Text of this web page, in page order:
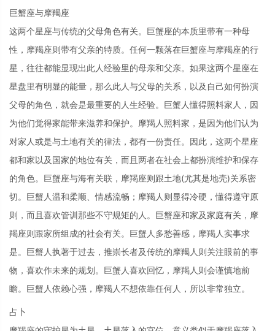
巨蟹座与摩羯座
这两个星座与传统的父母角色有关。巨蟹座的本质里带有一种母
性，摩羯座则带有父亲的特质。任何一颗落在巨蟹座与摩羯座的行
星，往往都能显现出此人经验里的母亲和父亲。如果这两个星座在
星盘里有明显的能量，那么此人与父母的关系，以及自己如何扮演
父母的角色，就会是最重要的人生经验。巨蟹人懂得照料家人，因
为他们觉得家能带来滋养和保护。摩羯人照料家，是因为他们认为
对家人或是与土地有关的律法，都有一份责任。因此，这两个星座
都和家以及国家的地位有关，而且两者在社会上都扮演维护和保存
的角色。巨蟹座与海有关联，摩羯座则跟土地(尤其是地壳)关系密
切。巨蟹人温和柔顺、情感流畅；摩羯人则显得冷硬，懂得遵守原
则，而且喜欢管训那些不守规矩的人。巨蟹座和家及家庭有关，摩
羯座则跟家所组成的社会有关。巨蟹人多愁善感，摩羯人实事求
是。巨蟹人执著于过去，推崇长者及传统的摩羯人则关注眼前的事
物，喜欢作未来的规划。巨蟹人喜欢回忆，摩羯人则会谨慎地前
瞻。巨蟹人依赖心强，摩羯人不想依靠任何人，所以非常独立。
占卜